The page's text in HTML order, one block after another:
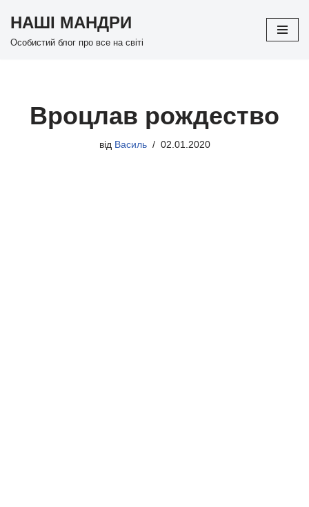
Перейти
НАШІ МАНДРИ
Особистий блог про все на світі
Вроцлав рождество
від Василь 02.01.2020